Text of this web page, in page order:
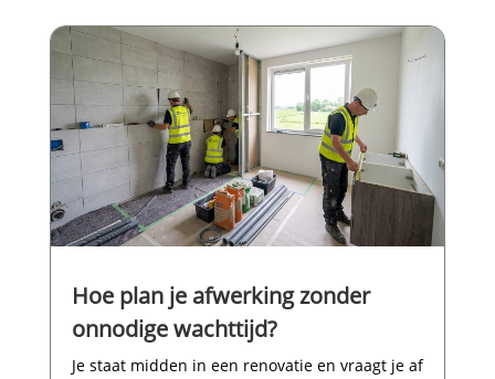
Hoe plan je afwerking zonder
onnodige wachttijd?
Je staat midden in een renovatie en vraagt je af